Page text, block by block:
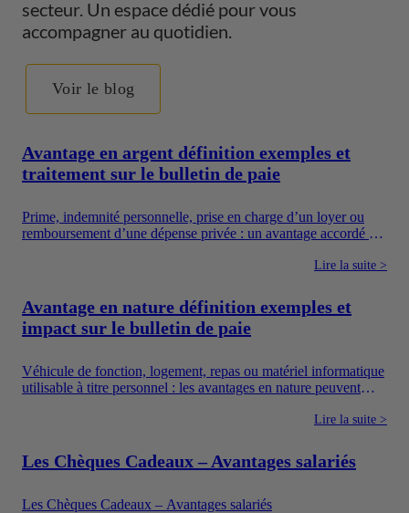
secteur. Un espace dédié pour vous
accompagner au quotidien.
Voir le blog
Avantage en argent définition exemples et
traitement sur le bulletin de paie
Prime, indemnité personnelle, prise en charge d’un loyer ou
remboursement d’une dépense privée : un avantage accordé en
autant, toutes les sommes versées par une entreprise ne suivent
rémunération, les avantages en argent, les frais professionnels
et les dispositifs sociaux dont l’utilisation est encadrée.
Lire la suite >
Avantage en nature définition exemples et
impact sur le bulletin de paie
Véhicule de fonction, logement, repas ou matériel informatique
utilisable à titre personnel : les avantages en nature peuvent
également un moyen pour l’entreprise de proposer une
en argent.
Lire la suite >
Les Chèques Cadeaux – Avantages salariés
Les Chèques Cadeaux – Avantages salariés